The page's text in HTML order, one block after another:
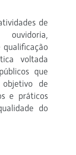
de
qualificação
voltada
que
de
e práticos
do